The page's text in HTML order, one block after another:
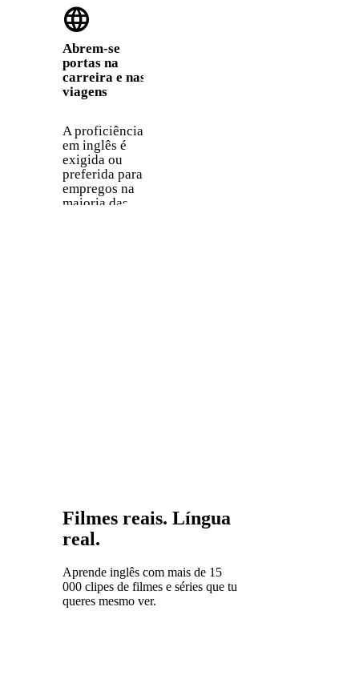
conteúdo da
web está em
inglês.
language
Abrem-se
portas na
carreira e nas
viagens
A proficiência
em inglês é
exigida ou
preferida para
empregos na
maioria das
Filmes reais. Língua
real.
Aprende inglês com mais de 15
000 clipes de filmes e séries que tu
queres mesmo ver.